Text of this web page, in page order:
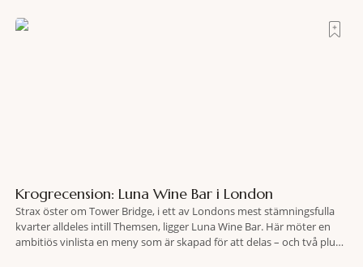
lokaliserades den 2 juni i år med hjälp
Krogrecension: Luna Wine Bar i London
Strax öster om Tower Bridge, i ett av Londons mest stämningsfulla
kvarter alldeles intill Themsen, ligger Luna Wine Bar. Här möter en
ambitiös vinlista en meny som är skapad för att delas – och två plus